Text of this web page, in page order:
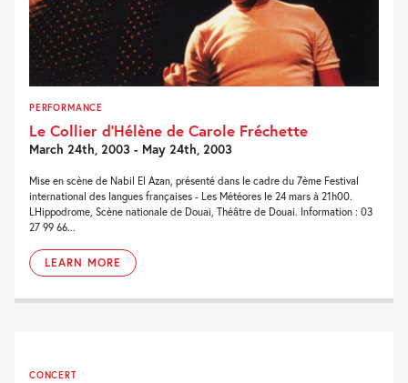
PERFORMANCE
Le Collier d’Hélène de Carole Fréchette
March 24th, 2003 - May 24th, 2003
Mise en scène de Nabil El Azan, présenté dans le cadre du 7ème Festival
international des langues françaises - Les Météores le 24 mars à 21h00.
LHippodrome, Scène nationale de Douai, Théâtre de Douai. Information : 03
27 99 66...
LEARN MORE
CONCERT